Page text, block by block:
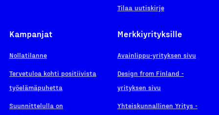
Tilaa uutiskirje
Kampanjat
Nollatilanne
Tervetuloa kohti positiivista
työelämäpuhetta
Suunnittelulla on
Merkkiyrityksille
Avainlippu-yrityksen sivu
Design from Finland -
yrityksen sivu
Yhteiskunnallinen Yritys -